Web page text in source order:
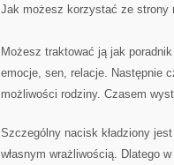
Jak możesz korzystać ze strony
Możesz traktować ją jak
emocje, sen, relacje. Następnie
możliwości rodziny. Czasem
Szczególny nacisk kładziony
własnym wrażliwością. Dlatego